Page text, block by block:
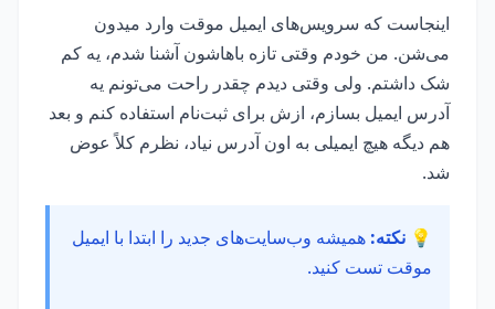
اینجاست که سرویس‌های ایمیل موقت وارد میدون
می‌شن. من خودم وقتی تازه باهاشون آشنا شدم، یه کم
شک داشتم. ولی وقتی دیدم چقدر راحت می‌تونم یه
آدرس ایمیل بسازم، ازش برای ثبت‌نام استفاده کنم و بعد
هم دیگه هیچ ایمیلی به اون آدرس نیاد، نظرم کلاً عوض
شد.
💡 نکته: همیشه وب‌سایت‌های جدید را ابتدا با ایمیل
موقت تست کنید.